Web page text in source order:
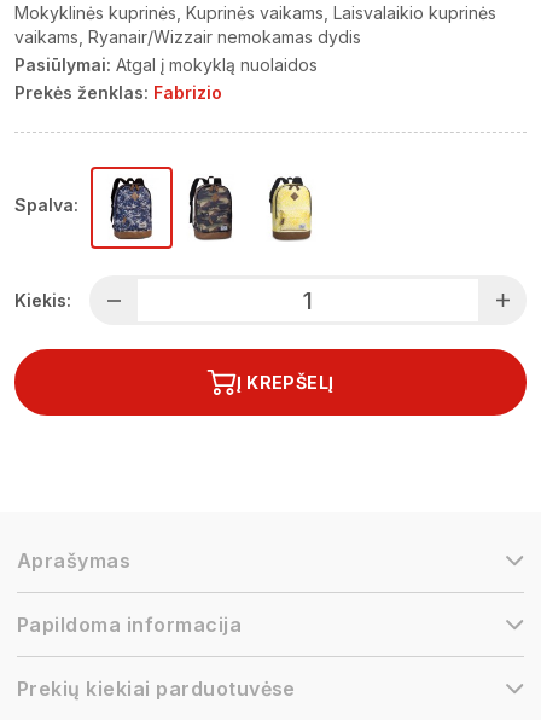
Mokyklinės kuprinės Kuprinės vaikams Laisvalaikio kuprinės
vaikams Ryanair/Wizzair nemokamas dydis
Pasiūlymai: Atgal į mokyklą nuolaidos
Prekės ženklas: Fabrizio
Spalva:
Kiekis:
Į KREPŠELĮ
Aprašymas
Papildoma informacija
Prekių kiekiai parduotuvėse